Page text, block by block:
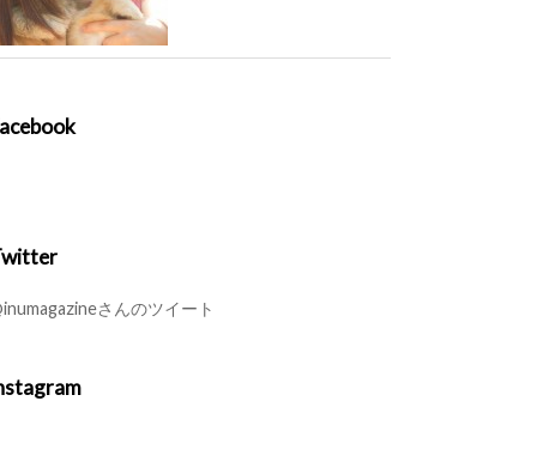
さんのツイート